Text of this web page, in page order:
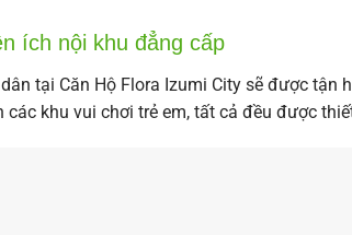
ích nội khu đẳng cấp
tại Căn Hộ Flora Izumi City sẽ được tận
các khu vui chơi trẻ em, tất cả đều được